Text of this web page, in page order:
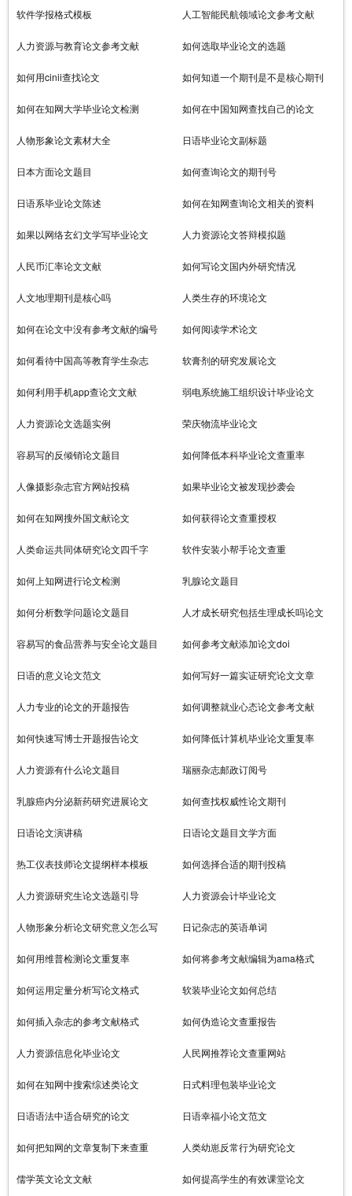
软件学报格式模板 人工智能民航领域论文参考文献
人力资源与教育论文参考文献 如何选取毕业论文的选题
如何用cinii查找论文 如何知道一个期刊是不是核心期刊
如何在知网大学毕业论文检测 如何在中国知网查找自己的论文
人物形象论文素材大全 日语毕业论文副标题
日本方面论文题目 如何查询论文的期刊号
日语系毕业论文陈述 如何在知网查询论文相关的资料
如果以网络玄幻文学写毕业论文 人力资源论文答辩模拟题
人民币汇率论文文献 如何写论文国内外研究情况
人文地理期刊是核心吗 人类生存的环境论文
如何在论文中没有参考文献的编号 如何阅读学术论文
如何看待中国高等教育学生杂志 软膏剂的研究发展论文
如何利用手机app查论文文献 弱电系统施工组织设计毕业论文
人力资源论文选题实例 荣庆物流毕业论文
容易写的反倾销论文题目 如何降低本科毕业论文查重率
人像摄影杂志官方网站投稿 如果毕业论文被发现抄袭会
如何在知网搜外国文献论文 如何获得论文查重授权
人类命运共同体研究论文四千字 软件安装小帮手论文查重
如何上知网进行论文检测 乳腺论文题目
如何分析数学问题论文题目 人才成长研究包括生理成长吗论文
容易写的食品营养与安全论文题目 如何参考文献添加论文doi
日语的意义论文范文 如何写好一篇实证研究论文文章
人力专业的论文的开题报告 如何调整就业心态论文参考文献
如何快速写博士开题报告论文 如何降低计算机毕业论文重复率
人力资源有什么论文题目 瑞丽杂志邮政订阅号
乳腺癌内分泌新药研究进展论文 如何查找权威性论文期刊
日语论文演讲稿 日语论文题目文学方面
热工仪表技师论文提纲样本模板 如何选择合适的期刊投稿
人力资源研究生论文选题引导 人力资源会计毕业论文
人物形象分析论文研究意义怎么写 日记杂志的英语单词
如何用维普检测论文重复率 如何将参考文献编辑为ama格式
如何运用定量分析写论文格式 软装毕业论文如何总结
如何插入杂志的参考文献格式 如何伪造论文查重报告
人力资源信息化毕业论文 人民网推荐论文查重网站
如何在知网中搜索综述类论文 日式料理包装毕业论文
日语语法中适合研究的论文 日语幸福小论文范文
如何把知网的文章复制下来查重 人类幼崽反常行为研究论文
儒学英文论文文献 如何提高学生的有效课堂论文